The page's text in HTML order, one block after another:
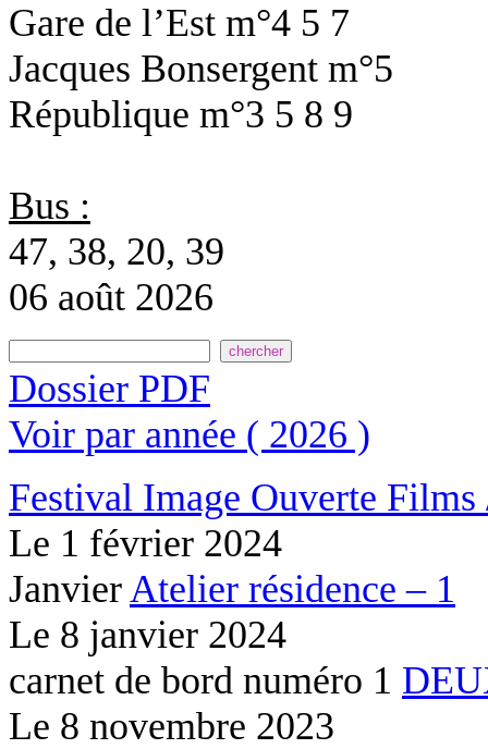
Gare de l’Est m°4 5 7
Jacques Bonsergent m°5
République m°3 5 8 9
Bus :
47, 38, 20, 39
06 août 2026
Dossier PDF
Voir par année ( 2026 )
Festival Image Ouverte Films
Le 1 février 2024
JanvierAtelier résidence – 1
Le 8 janvier 2024
carnet de bord numéro 1
Le 8 novembre 2023